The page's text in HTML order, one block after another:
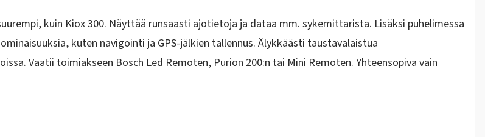
kuin Kiox 300. Näyttää runsaasti ajotietoja ja dataa mm. sykemittarista. Lisäksi puhelimessa
kuten navigointi ja GPS-jälkien tallennus. Älykkäästi taustavalaistua
Vaatii toimiakseen Bosch Led Remoten, Purion 200:n tai Mini Remoten. Yhteensopiva vain